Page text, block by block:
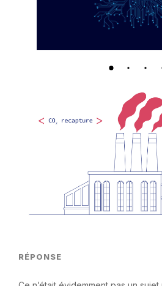
RÉPONSE